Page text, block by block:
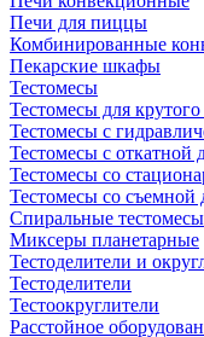
Печи для пиццы
Комбинированные
Пекарские шкафы
Тестомесы
Тестомесы для крутого
Тестомесы с
Тестомесы с откатной
Тестомесы со
Тестомесы со съемной
Спиральные тестомесы
Миксеры планетарные
Тестоделители и
Тестоделители
Тестоокруглители
Расстойное